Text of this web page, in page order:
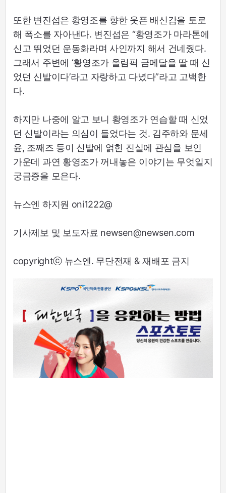
또한 변진섭은 황영조를 향한 웃픈 배신감을 토로
해 폭소를 자아낸다. 변진섭은 “황영조가 마라톤에
신고 뛰었던 운동화라며 사인까지 해서 건네줬다.
그래서 주변에 ‘황영조가 올림픽 금메달을 딸 때 신
었던 신발이다’라고 자랑하고 다녔다”라고 고백한
다.
하지만 나중에 알고 보니 황영조가 연습할 때 신었
던 신발이라는 의심이 들었다는 것. 김주하와 문세
윤, 조째즈 등이 신발에 얽힌 진실에 관심을 보인
가운데 과연 황영조가 꺼내놓은 이야기는 무엇일지
궁금증을 모은다.
뉴스엔 하지원 oni1222@
기사제보 및 보도자료 newsen@newsen.com
copyrightⓒ 뉴스엔. 무단전재 & 재배포 금지